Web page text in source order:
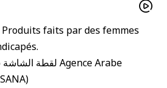
Produits faits par des femmes